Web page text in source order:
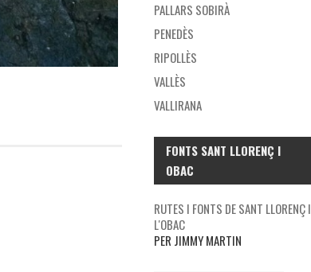
PALLARS SOBIRÀ
PENEDÈS
RIPOLLÈS
VALLÈS
VALLIRANA
FONTS SANT LLORENÇ I
OBAC
RUTES I FONTS DE SANT LLORENÇ I
L'OBAC
PER JIMMY MARTIN